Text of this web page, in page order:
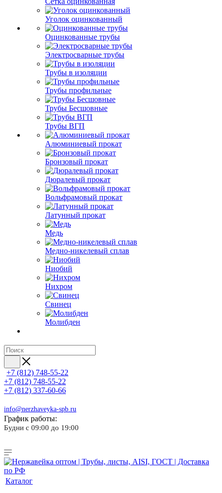
Уголок оцинкованный
Оцинкованные трубы
Электросварные трубы
Трубы в изоляции
Трубы профильные
Трубы Бесшовные
Трубы ВГП
Алюминиевый прокат
Бронзовый прокат
Дюралевый прокат
Вольфрамовый прокат
Латунный прокат
Медь
Медно-никелевый сплав
Ниобий
Нихром
Свинец
Молибден
+7 (812) 748-55-22
+7 (812) 748-55-22
+7 (812) 337-60-66
info@nerzhaveyka-spb.ru
График работы:
Будни с 09:00 до 19:00
Каталог